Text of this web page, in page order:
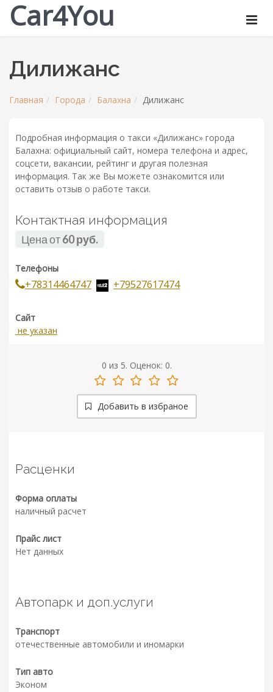
Car4You
Дилижанс
Главная Города Балахна Дилижанс
Подробная информация о такси «Дилижанс» города
Балахна: официальный сайт, номера телефона и адрес,
соцсети, вакансии, рейтинг и другая полезная
информация. Так же Вы можете ознакомится или
оставить отзыв о работе такси.
Контактная информация
Цена от60 руб.
Телефоны
+78314464747 +79527617474
Сайт
не указан
0 из 5. Оценок: 0.
Добавить в избраное
Расценки
Форма оплаты
наличный расчет
Прайс лист
Нет данных
Автопарк и доп.услуги
Транспорт
отечественные автомобили и иномарки
Тип авто
Эконом